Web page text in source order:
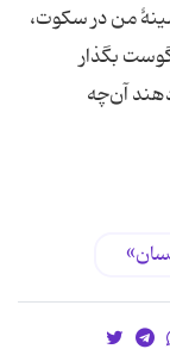
من در سکوت،
بگذار
آن‌چه